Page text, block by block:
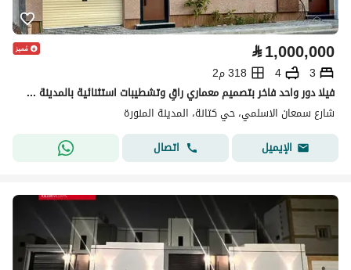
⃁1,000,000
3
4
318 م2
فيلا دور واحد فاخر بتصميم معماري راقٍ وتشطيبات استثنائية بالمدينة حي كتانه
شارع سمعان الاسلمي، حي كتانة، المدينة المنورة
الإيميل
اتصال